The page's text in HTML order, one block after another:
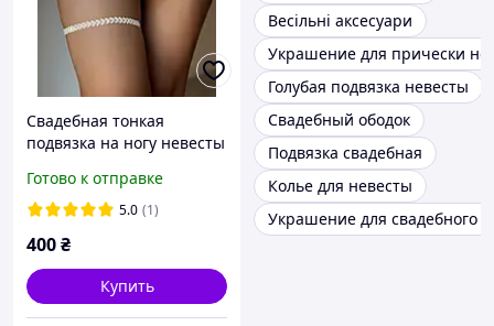
Свадебная тонкая
подвязка на ногу невесты
Готово к отправке
5.0 (1)
400₴
Купить
Весільні аксесуари
Украшение для прически
Голубая подвязка невесты
Свадебный ободок
Подвязка свадебная
Колье для невесты
Украшение для свадебного